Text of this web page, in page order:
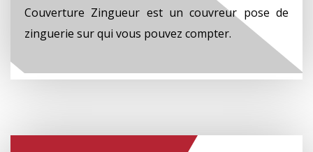
Couverture Zingueur est un couvreur pose de
zinguerie sur qui vous pouvez compter.